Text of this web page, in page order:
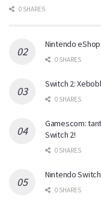
0 SHARES
Nintendo
0 SHARES
Switch 2:
0 SHARES
Gamescom:
Switch 2!
0 SHARES
Nintendo
0 SHARES